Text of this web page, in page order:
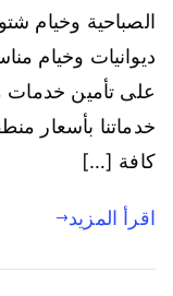
الصباحية وخيام
ديوانيات وخيام
على تأمين خدمات
خدماتنا بأسعار
كافة […]
اقرأ المزيد